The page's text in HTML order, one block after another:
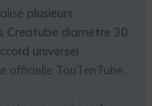
plusieurs
Creatube diamètre 30
universel
officielle TouTenTube.